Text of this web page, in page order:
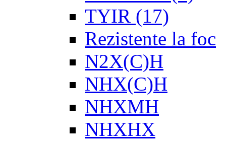
TYIR (17)
Rezistente la foc
N2X(C)H
NHX(C)H
NHXMH
NHXHX